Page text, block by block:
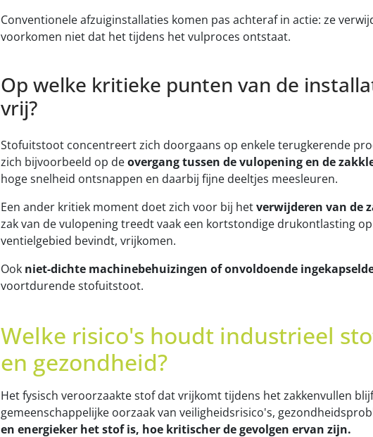
Conventionele afzuiginstallaties komen pas achteraf in actie: ze
voorkomen niet dat het tijdens het vulproces ontstaat.
Op welke kritieke punten van de
vrij?
Stofuitstoot concentreert zich doorgaans op enkele terugkerende
zich bijvoorbeeld op deovergang tussen de vulopening en de
hoge snelheid ontsnappen en daarbij fijne deeltjes meesleuren.
Een ander kritiek moment doet zich voor bij hetverwijderen van de
zak van de vulopening treedt vaak een kortstondige drukontlasting
ventielgebied bevindt, vrijkomen.
Ook niet-dichte machinebehuizingen of onvoldoende
voortdurende stofuitstoot.
Welke risico's houdt industrieel
en gezondheid?
Het fysisch veroorzaakte stof dat vrijkomt tijdens het zakkenvullen
gemeenschappelijke oorzaak van veiligheidsrisico's,
en energieker het stof is, hoe kritischer de gevolgen ervan zijn.